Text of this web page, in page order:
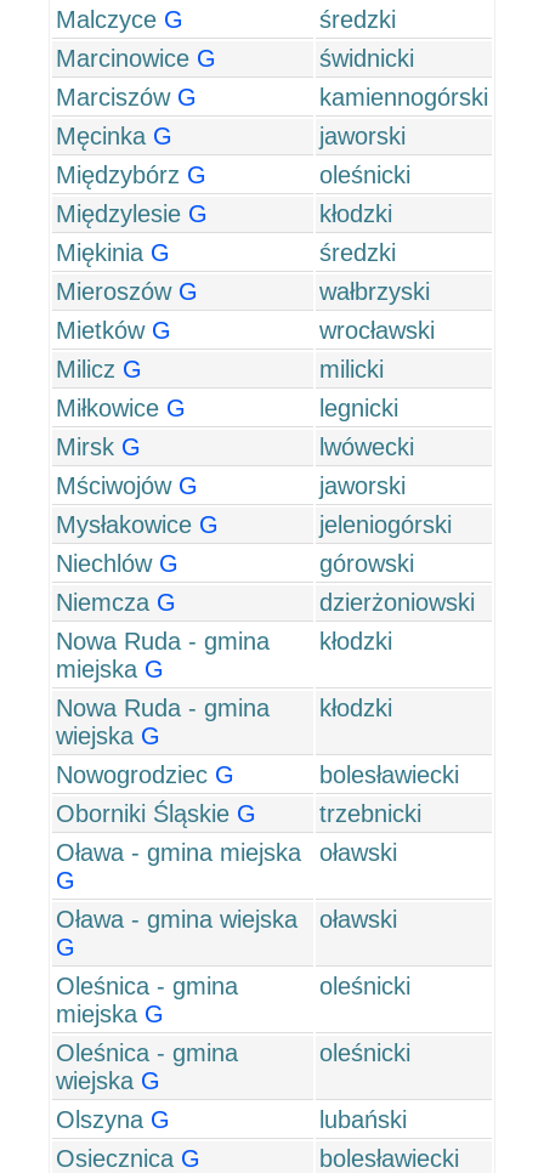
Malczyce G
średzki
Marcinowice G
świdnicki
Marciszów G
kamiennogórski
Męcinka G
jaworski
Międzybórz G
oleśnicki
Międzylesie G
kłodzki
Miękinia G
średzki
Mieroszów G
wałbrzyski
Mietków G
wrocławski
Milicz G
milicki
Miłkowice G
legnicki
Mirsk G
lwówecki
Mściwojów G
jaworski
Mysłakowice G
jeleniogórski
Niechlów G
górowski
Niemcza G
dzierżoniowski
Nowa Ruda - gmina
miejska G
kłodzki
Nowa Ruda - gmina
wiejska G
kłodzki
Nowogrodziec G
bolesławiecki
Oborniki Śląskie G
trzebnicki
Oława - gmina miejska
G
oławski
Oława - gmina wiejska
G
oławski
Oleśnica - gmina
miejska G
oleśnicki
Oleśnica - gmina
wiejska G
oleśnicki
Olszyna G
lubański
Osiecznica G
bolesławiecki